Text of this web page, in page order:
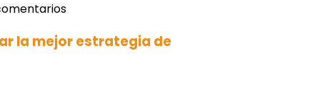
la mejor estrategia de